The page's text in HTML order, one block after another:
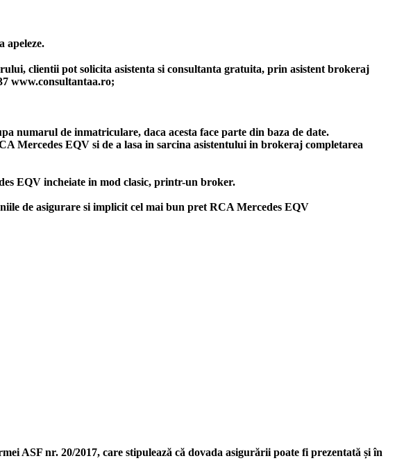
apeleze.
clientii pot solicita asistenta si consultanta gratuita, prin asistent brokeraj
www.consultantaa.ro;
numarul de inmatriculare, daca acesta face parte din baza de date.
Mercedes EQV si de a lasa in sarcina asistentului in brokeraj completarea
EQV incheiate in mod clasic, printr-un broker.
de asigurare si implicit cel mai bun pret RCA Mercedes EQV
ASF nr. 20/2017, care stipulează că dovada asigurării poate fi prezentată și în